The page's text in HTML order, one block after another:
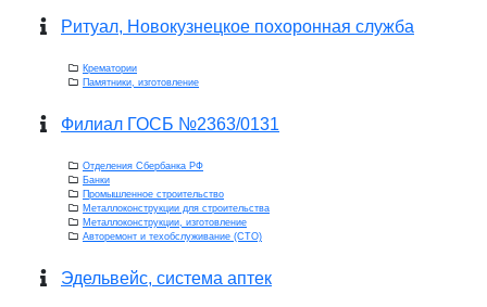
Ритуал, Новокузнецкое похоронная служба
Крематории
Памятники, изготовление
Филиал ГОСБ №2363/0131
Отделения Сбербанка РФ
Банки
Промышленное строительство
Металлоконструкции для строительства
Металлоконструкции, изготовление
Авторемонт и техобслуживание (СТО)
Эдельвейс, система аптек